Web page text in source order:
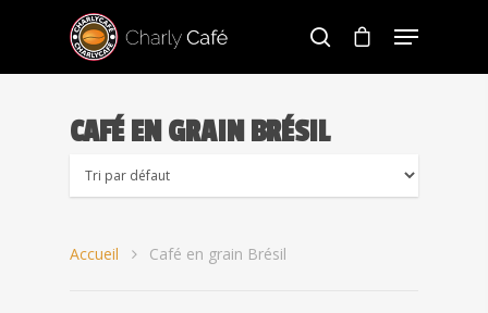
Hit enter to search or ESC to close
CAFÉ EN GRAIN BRÉSIL
Accueil Café en grain Brésil